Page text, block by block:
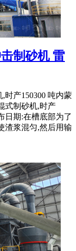
制砂机 雷
时产150300 吨内蒙
式制砂机,时产
日期:在槽底部为了
渣浆混匀,然后用输